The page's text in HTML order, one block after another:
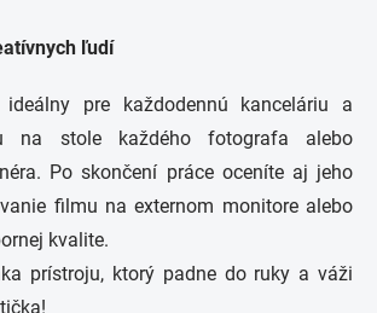
ľudí
pre každodennú kanceláriu a
na stole každého fotografa alebo
Po skončení práce oceníte aj jeho
filmu na externom monitore alebo
kvalite.
prístroju, ktorý padne do ruky a váži